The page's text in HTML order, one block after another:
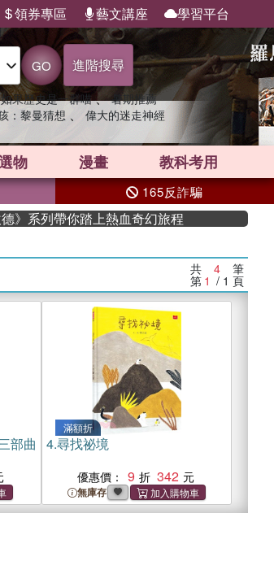
領券專區 藝文講座 學習平台
GO 進階搜尋
如果歷史是一群喵 、 暑期推薦
：黎曼猜想 、 偉大的迷走神經
物 漫畫 教科考用
165反詐騙
你踏上熱血奇幻旅程
共 4 筆
第 1 / 1 頁
部曲
滿額折
4.尋找祕境
優惠價： 9 342
無庫存